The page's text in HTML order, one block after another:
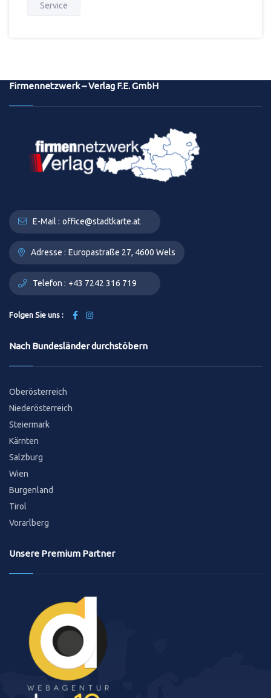
Service
Firmennetzwerk – Verlag F.E. GmbH
E-Mail : office@stadtkarte.at
Adresse : Europastraße 27, 4600 Wels
Telefon : +43 7242 316 719
Folgen Sie uns :
Nach Bundesländer durchstöbern
Oberösterreich
Niederösterreich
Steiermark
Kärnten
Salzburg
Wien
Burgenland
Tirol
Vorarlberg
Unsere Premium Partner